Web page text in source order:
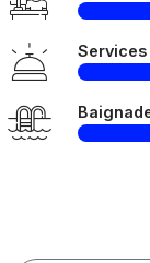
Services